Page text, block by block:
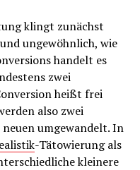
klingt zunächst
ungewöhnlich, wie
handelt es
zwei
heißt frei
also zwei
umgewandelt. In
-Tätowierung als
kleinere